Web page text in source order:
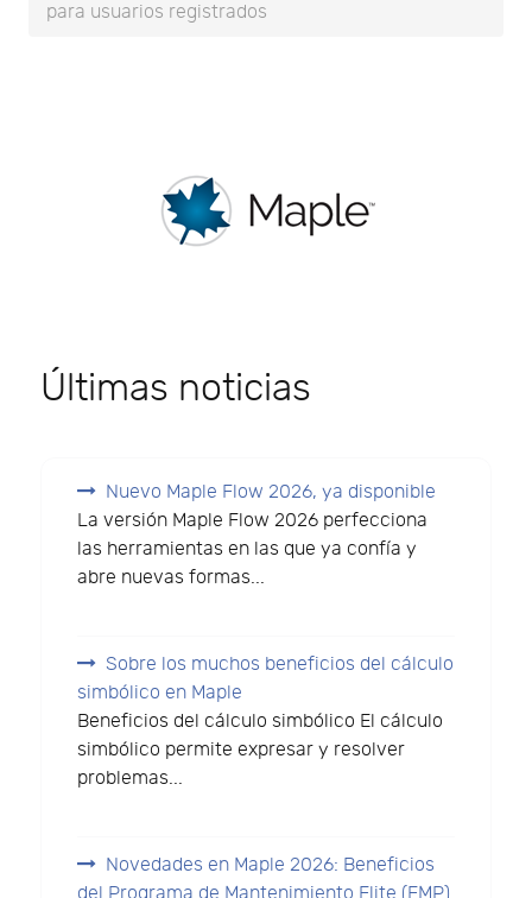
para usuarios registrados
Últimas noticias
Nuevo Maple Flow 2026, ya disponible
La versión Maple Flow 2026 perfecciona
las herramientas en las que ya confía y
abre nuevas formas...
Sobre los muchos beneficios del cálculo
simbólico en Maple
Beneficios del cálculo simbólico El cálculo
simbólico permite expresar y resolver
problemas...
Novedades en Maple 2026: Beneficios